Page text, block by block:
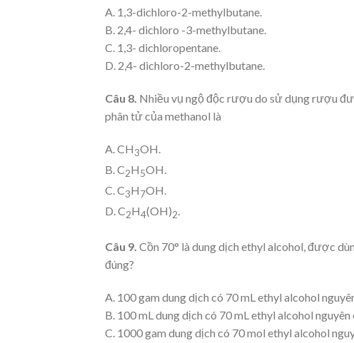
A. 1,3-dichloro-2-methylbutane.
B. 2,4- dichloro -3-methylbutane.
C. 1,3- dichloropentane.
D. 2,4- dichloro-2-methylbutane.
Câu 8. Nhiều vụ ngộ độc rượu do sử dụng rượu
phân tử của methanol là
A. CH3OH.
B. C2H5OH.
C. C3H7OH.
D. C2H4(OH)2.
Câu 9. Cồn 70° là dung dịch ethyl alcohol, được
đúng?
A. 100 gam dung dịch có 70 mL ethyl alcohol
B. 100 mL dung dịch có 70 mL ethyl alcohol nguyên
C. 1000 gam dung dịch có 70 mol ethyl alcohol